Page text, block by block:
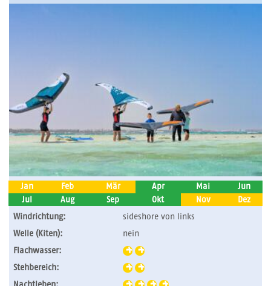
Jan Feb Mär Apr Mai
Jun
Jul
Aug Sep Okt Nov
Dez
Windrichtung:
sideshore von links
Welle (Kiten):
nein
Flachwasser:
Stehbereich: